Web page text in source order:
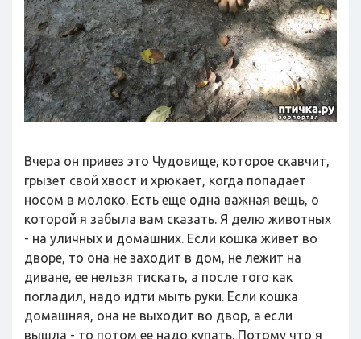
Вчера он привез это Чудовище, которое скавчит,
грызет свой хвост и хрюкает, когда попадает
носом в молоко. Есть еще одна важная вещь, о
которой я забыла вам сказать. Я делю животных
- на уличных и домашних. Если кошка живет во
дворе, то она не заходит в дом, не лежит на
диване, ее нельзя тискать, а после того как
погладил, надо идти мыть руки. Если кошка
домашняя, она не выходит во двор, а если
вышла - то потом ее надо купать. Потому что я